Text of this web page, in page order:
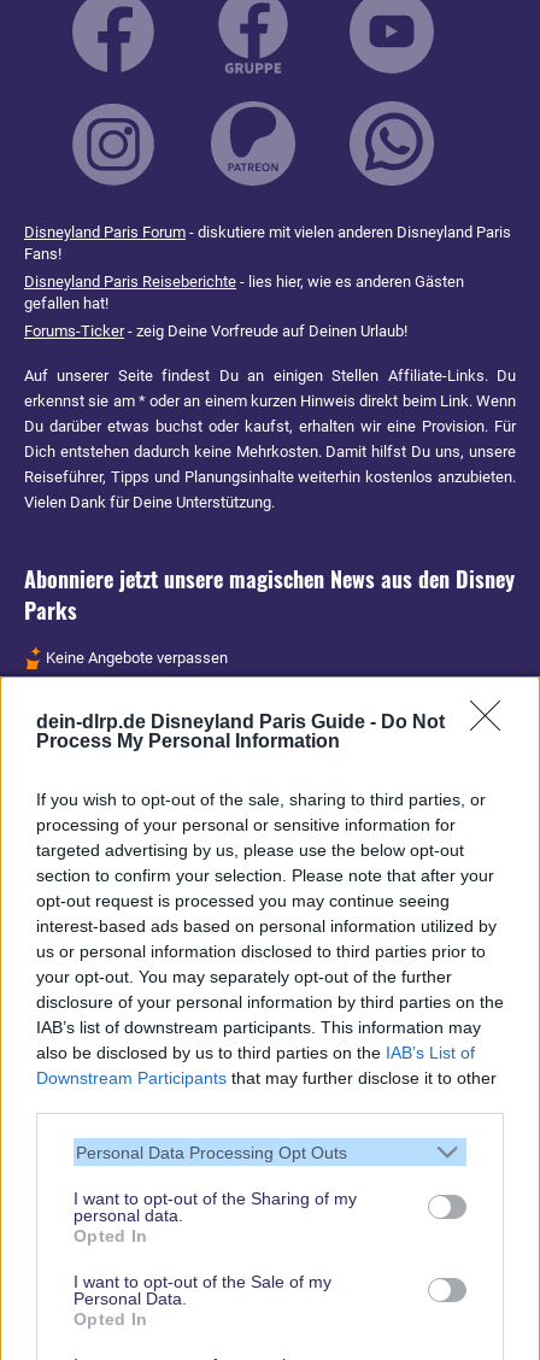
dein-dlrp.de Disneyland Paris Guide - Do Not
Process My Personal Information
If you wish to opt-out of the sale, sharing to third parties, or
processing of your personal or sensitive information for
targeted advertising by us, please use the below opt-out
section to confirm your selection. Please note that after your
opt-out request is processed you may continue seeing
interest-based ads based on personal information utilized by
us or personal information disclosed to third parties prior to
your opt-out. You may separately opt-out of the further
disclosure of your personal information by third parties on the
IAB’s list of downstream participants. This information may
also be disclosed by us to third parties on the IAB’s List of
Downstream Participants that may further disclose it to other
Personal Data Processing Opt Outs
I want to opt-out of the Sharing of my
personal data.
Opted In
I want to opt-out of the Sale of my
Personal Data.
Opted In
Disneyland Paris Forum - diskutiere mit vielen anderen Disneyland Paris
Fans!
Disneyland Paris Reiseberichte - lies hier, wie es anderen Gästen
gefallen hat!
Forums-Ticker- zeig Deine Vorfreude auf Deinen Urlaub!
Auf unserer Seite findest Du an einigen Stellen Affiliate-Links. Du
erkennst sie am * oder an einem kurzen Hinweis direkt beim Link. Wenn
Du darüber etwas buchst oder kaufst, erhalten wir eine Provision. Für
Dich entstehen dadurch keine Mehrkosten. Damit hilfst Du uns, unsere
Reiseführer, Tipps und Planungsinhalte weiterhin kostenlos anzubieten.
Vielen Dank für Deine Unterstützung.
Abonniere jetzt unsere magischen News aus den Disney
Parks
Keine Angebote verpassen
Spannende Lesetipps
Vielen Dank,
dass Du unsere
Seite liest.
Schau regelmäßig